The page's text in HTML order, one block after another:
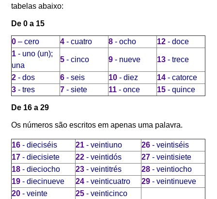
tabelas abaixo:
De 0 a 15
0 – cero 4 - cuatro 8 - ocho 12 - doce
1 - uno (un);
una
5 - cinco 9 - nueve 13 - trece
2- dos 6 - seis 10 - diez 14 - catorce
3- tres 7 - siete 11 - once 15 - quince
De 16 a 29
Os números são escritos em apenas uma palavra.
16 - dieciséis 21 - veintiuno 26 - veintiséis
17 - diecisiete 22 - veintidós 27 - veintisiete
18 - dieciocho 23 - veintitrés 28 - veintiocho
19- diecinueve 24 - veinticuatro 29 - veintinueve
20 - veinte 25 - veinticinco